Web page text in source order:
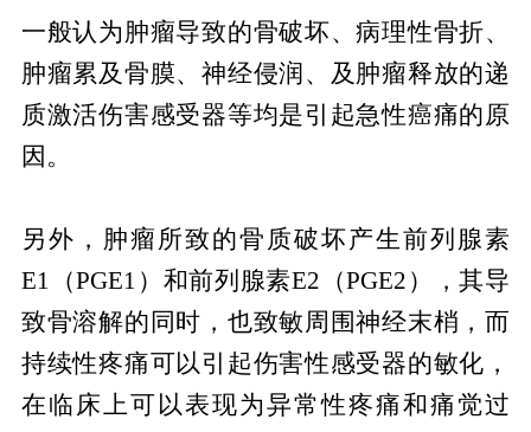
一般认为肿瘤导致的骨破坏、病理性骨折、
肿瘤累及骨膜、神经侵润、及肿瘤释放的递
质激活伤害感受器等均是引起急性癌痛的原
因。
另外，肿瘤所致的骨质破坏产生前列腺素
E1（PGE1）和前列腺素E2（PGE2），其导
致骨溶解的同时，也致敏周围神经末梢，而
持续性疼痛可以引起伤害性感受器的敏化，
在临床上可以表现为异常性疼痛和痛觉过